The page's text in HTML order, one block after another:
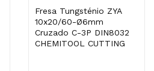
Fresa Tungsténio ZYA
10x20/60-Ø6mm
Cruzado C-3P DIN8032
CHEMITOOL CUTTING